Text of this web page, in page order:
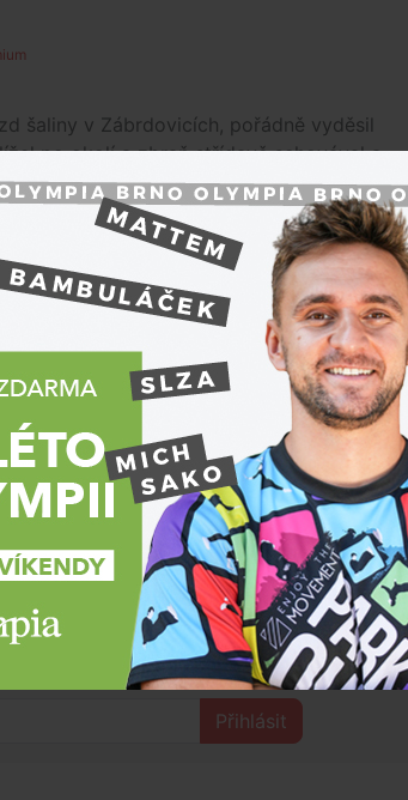
šaliny v Zábrdovicích, pořádně vyděsil
po okolí a zbraň střídavě schovával a
kolemjdoucí.
nastoupil do tramvaje a odjel.
do vozu. Jakmile muž policisty spatřil,
uvedl policejní mluvčí David Chaloupka.
ven z šaliny. Navíc muži vyšel i
že šlo pouze o airsoftovou kopii
zabraní, maketou zbraně nebo volně
vyvolat v okolí vážné obavy a vést k
co se děje kolem tebe?
Přihlásit